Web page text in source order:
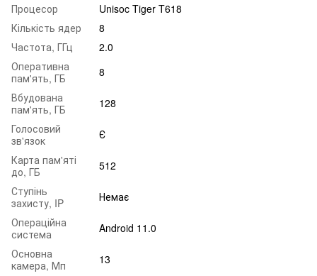
Процесор
Unisoc Tiger T618
Кількість ядер
8
Частота, ГГц
2.0
Оперативна
пам'ять, ГБ
8
Вбудована
пам'ять, ГБ
128
Голосовий
зв'язок
Є
Карта пам'яті
до, ГБ
512
Ступінь
захисту, IP
Немає
Операційна
система
Android 11.0
Основна
камера, Мп
13